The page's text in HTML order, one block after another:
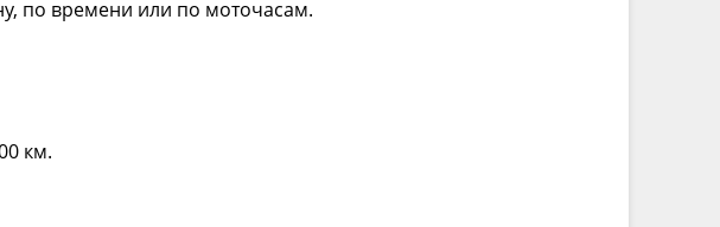
по времени или по моточасам.
км.